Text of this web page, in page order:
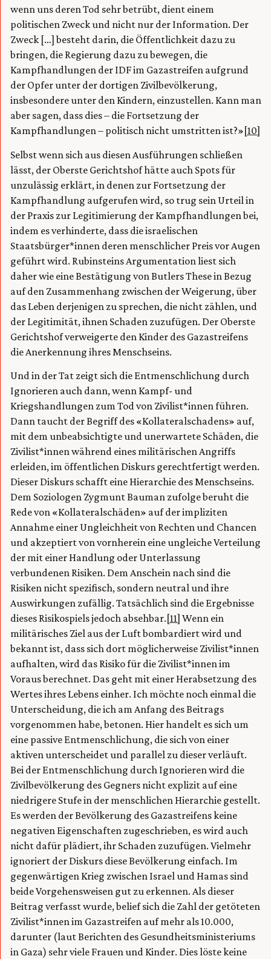
wenn uns deren Tod sehr betrübt, dient einem
politischen Zweck und nicht nur der Information. Der
Zweck […] besteht darin, die Öffentlichkeit dazu zu
bringen, die Regierung dazu zu bewegen, die
Kampfhandlungen der IDF im Gazastreifen aufgrund
der Opfer unter der dortigen Zivilbevölkerung,
insbesondere unter den Kindern, einzustellen. Kann man
aber sagen, dass dies – die Fortsetzung der
Kampfhandlungen – politisch nicht umstritten ist?» [10]
Selbst wenn sich aus diesen Ausführungen schließen
lässt, der Oberste Gerichtshof hätte auch Spots für
unzulässig erklärt, in denen zur Fortsetzung der
Kampfhandlung aufgerufen wird, so trug sein Urteil in
der Praxis zur Legitimierung der Kampfhandlungen bei,
indem es verhinderte, dass die israelischen
Staatsbürger*innen deren menschlicher Preis vor Augen
geführt wird. Rubinsteins Argumentation liest sich
daher wie eine Bestätigung von Butlers These in Bezug
auf den Zusammenhang zwischen der Weigerung, über
das Leben derjenigen zu sprechen, die nicht zählen, und
der Legitimität, ihnen Schaden zuzufügen. Der Oberste
Gerichtshof verweigerte den Kinder des Gazastreifens
die Anerkennung ihres Menschseins.
Und in der Tat zeigt sich die Entmenschlichung durch
Ignorieren auch dann, wenn Kampf- und
Kriegshandlungen zum Tod von Zivilist*innen führen.
Dann taucht der Begriff des «Kollateralschadens» auf,
mit dem unbeabsichtigte und unerwartete Schäden, die
Zivilist*innen während eines militärischen Angriffs
erleiden, im öffentlichen Diskurs gerechtfertigt werden.
Dieser Diskurs schafft eine Hierarchie des Menschseins.
Dem Soziologen Zygmunt Bauman zufolge beruht die
Rede von «Kollateralschäden» auf der impliziten
Annahme einer Ungleichheit von Rechten und Chancen
und akzeptiert von vornherein eine ungleiche Verteilung
der mit einer Handlung oder Unterlassung
verbundenen Risiken. Dem Anschein nach sind die
Risiken nicht spezifisch, sondern neutral und ihre
Auswirkungen zufällig. Tatsächlich sind die Ergebnisse
dieses Risikospiels jedoch absehbar. [11] Wenn ein
militärisches Ziel aus der Luft bombardiert wird und
bekannt ist, dass sich dort möglicherweise Zivilist*innen
aufhalten, wird das Risiko für die Zivilist*innen im
Voraus berechnet. Das geht mit einer Herabsetzung des
Wertes ihres Lebens einher. Ich möchte noch einmal die
Unterscheidung, die ich am Anfang des Beitrags
vorgenommen habe, betonen. Hier handelt es sich um
eine passive Entmenschlichung, die sich von einer
aktiven unterscheidet und parallel zu dieser verläuft.
Bei der Entmenschlichung durch Ignorieren wird die
Zivilbevölkerung des Gegners nicht explizit auf eine
niedrigere Stufe in der menschlichen Hierarchie gestellt.
Es werden der Bevölkerung des Gazastreifens keine
negativen Eigenschaften zugeschrieben, es wird auch
nicht dafür plädiert, ihr Schaden zuzufügen. Vielmehr
ignoriert der Diskurs diese Bevölkerung einfach. Im
gegenwärtigen Krieg zwischen Israel und Hamas sind
beide Vorgehensweisen gut zu erkennen. Als dieser
Beitrag verfasst wurde, belief sich die Zahl der getöteten
Zivilist*innen im Gazastreifen auf mehr als 10.000,
darunter (laut Berichten des Gesundheitsministeriums
in Gaza) sehr viele Frauen und Kinder. Dies löste keine